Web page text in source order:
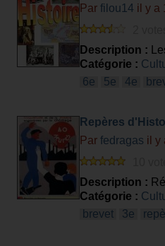
Par filou14 il y a
Description :
c'est que c'est
Catégorie :
6e
5e 4e
Repères
Par fedragas il y
Description :
Catégorie :
brevet
3e